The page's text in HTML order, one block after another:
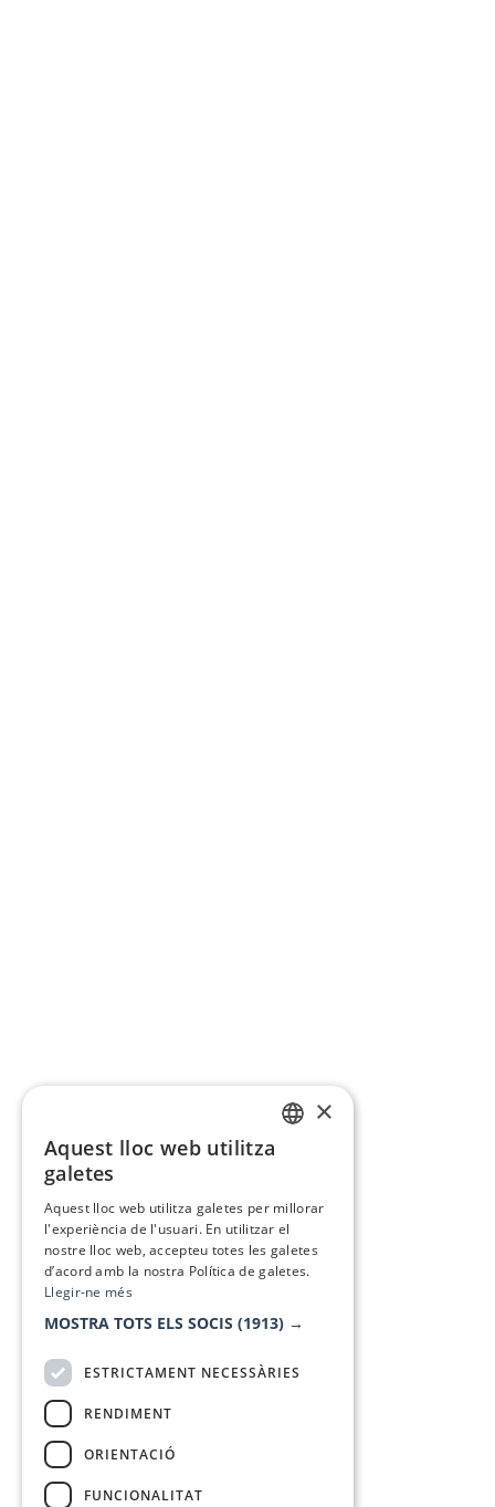
×
Aquest lloc web utilitza
galetes
Aquest lloc web utilitza galetes per millorar
l'experiència de l'usuari. En utilitzar el
nostre lloc web, accepteu totes les galetes
d’acord amb la nostra Política de galetes.
Llegir-ne més
MOSTRA TOTS ELS SOCIS (1913) →
ESTRICTAMENT NECESSÀRIES
RENDIMENT
ORIENTACIÓ
FUNCIONALITAT